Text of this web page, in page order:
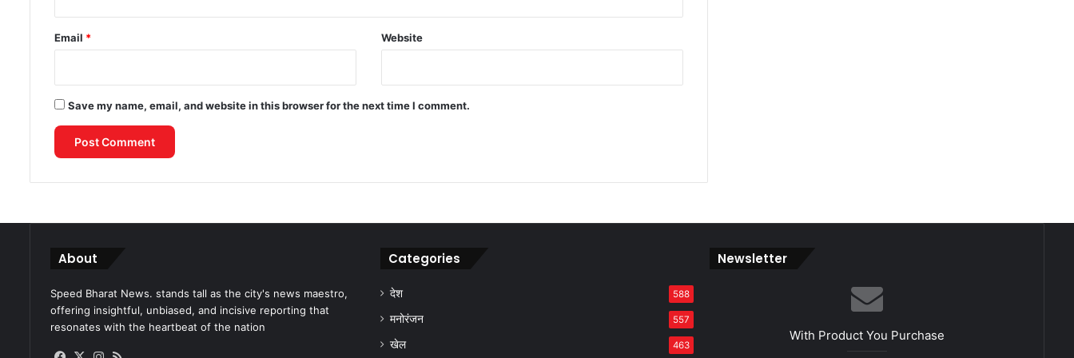
Email * Website
Save my name, email, and website in this browser for the next time I comment.
About
Speed Bharat News. stands tall as the city's news maestro,
offering insightful, unbiased, and incisive reporting that
resonates with the heartbeat of the nation
Categories
देश 588
मनोरंजन 557
खेल 463
Newsletter
With Product You Purchase